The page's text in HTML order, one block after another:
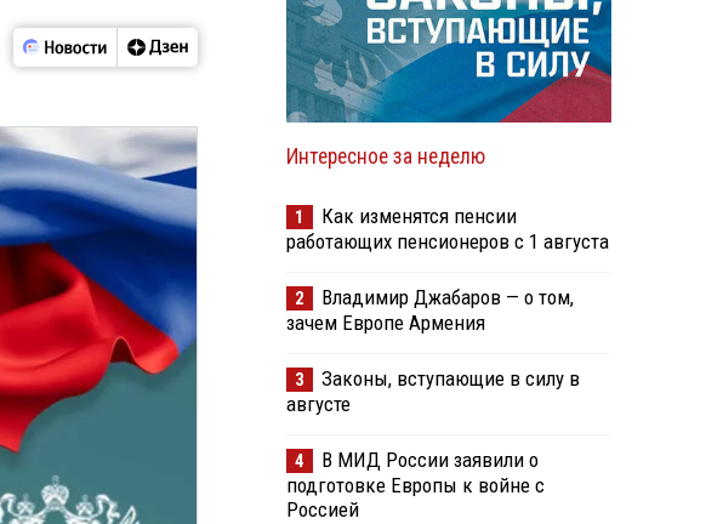
Интересное за неделю
1
Как изменятся пенсии
работающих пенсионеров с 1 августа
2
Владимир Джабаров — о том,
зачем Европе Армения
3
Законы, вступающие в силу в
августе
4
В МИД России заявили о
подготовке Европы к войне с
Россией